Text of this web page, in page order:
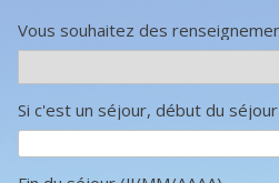
Vous souhaitez des
Si c'est un séjour, début du séjour